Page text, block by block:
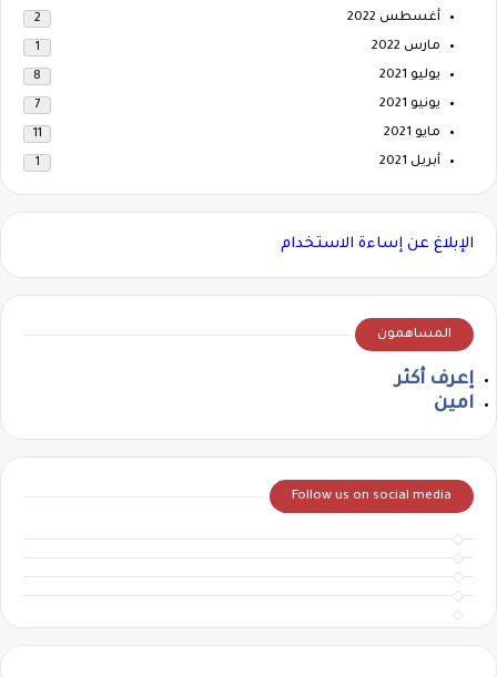
أغسطس 2022 2
مارس 2022 1
يوليو 2021 8
يونيو 2021 7
مايو 2021 11
أبريل 2021 1
الإبلاغ عن إساءة الاستخدام
المساهمون
إعرف أكثر
امين
Follow us on social media